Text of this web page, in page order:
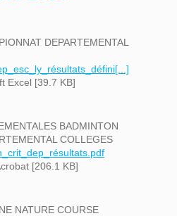
DEPARTEMENTAL
Excel [39.7 KB]
BADMINTON
COLLEGES
[206.1 KB]
NATURE COURSE